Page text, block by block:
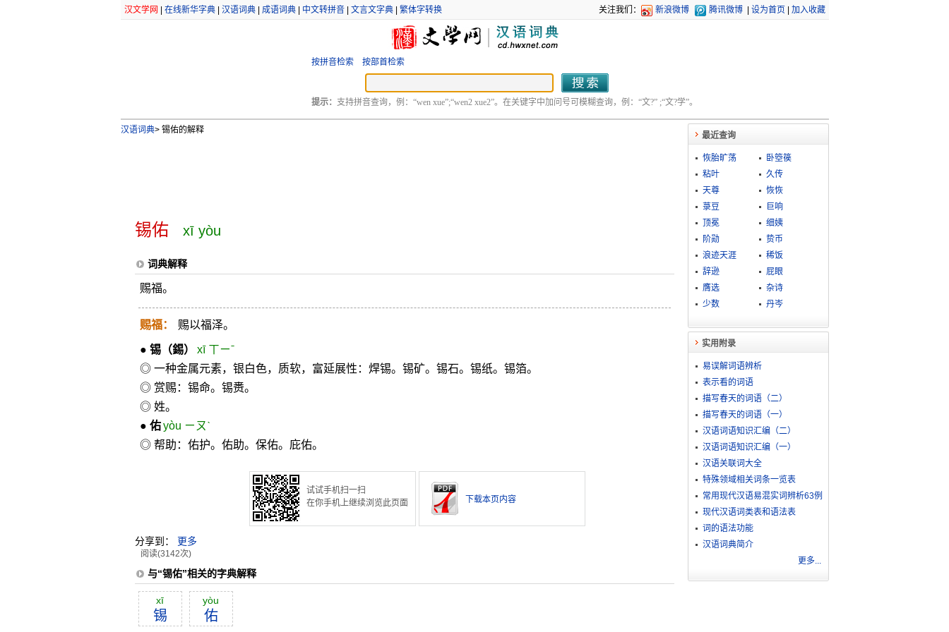
汉文学网 在线新华字典| 汉语词典| 成语词典| 中文转拼音| 文言文字典| 繁体字转换 关注我们： 新浪微博 腾讯微博 设为首页 加入收藏
按拼音检索 按部首检索
提示： 支持拼音查询，例：“wen xue”;“wen2 xue2”。在关键字中加问号可模糊查询，例：“文?” ;“文?学”。
汉语词典>锡佑的解释
锡佑 xī yòu
词典解释
赐福。
赐福： 赐以福泽。
● 锡（錫）
xī ㄒㄧˉ
◎ 一种金属元素，银白色，质软，富延展性：焊锡。锡矿。锡石。锡纸。锡箔。
◎ 赏赐：锡命。锡赉。
◎ 姓。
● 佑 yòu ㄧㄡˋ
◎ 帮助：佑护。佑助。保佑。庇佑。
试试手机扫一扫
在你手机上继续浏览此页面
下载本页内容
分享到： 更多
阅读(3142次)
与“锡佑”相关的字典解释
xī
锡
yòu
佑
最近查询
恢胎旷荡
卧箜篌
粘叶
久传
天尊
恢恢
菉豆
巨响
顶冕
细姨
阶勋
贽币
浪迹天涯
稀饭
辞逊
屁眼
膺选
杂诗
少数
丹岑
实用附录
易误解词语辨析
表示看的词语
描写春天的词语（二）
描写春天的词语（一）
汉语词语知识汇编（二）
汉语词语知识汇编（一）
汉语关联词大全
特殊领域相关词条一览表
常用现代汉语易混实词辨析63例
现代汉语词类表和语法表
词的语法功能
汉语词典简介
更多...